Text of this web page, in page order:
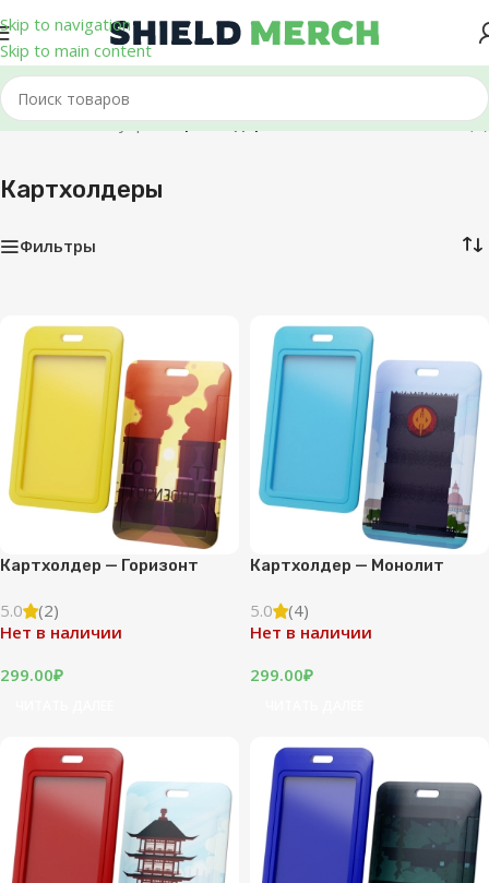
Skip to navigation
Skip to main content
Главная/Аксессуары/Картхолдеры Показаны все (6)
Картхолдеры
Фильтры
Картхолдер — Горизонт
5.0
(2)
Нет в наличии
299.00₽
Картхолдер — Монолит
5.0
(4)
Нет в наличии
299.00₽